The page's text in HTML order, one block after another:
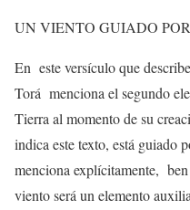
UN VIENTO GUIADO
En este versículo que
Torá menciona el segundo
Tierra al momento de su
indica este texto, está guiado
menciona explícitamente,
viento será un elemento